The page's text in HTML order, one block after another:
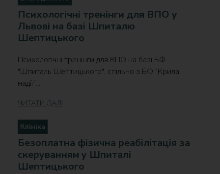
Психологічні тренінги для ВПО у
Львові на базі Шпиталю
Шептицького
Психологічні тренінги для ВПО на базі БФ
"Шпиталь Шептицького", спільно з БФ "Крила
надії"....
ЧИТАТИ ДАЛІ
Клініка
Безоплатна фізична реабілітація за
скеруванням у Шпиталі
Шептицького